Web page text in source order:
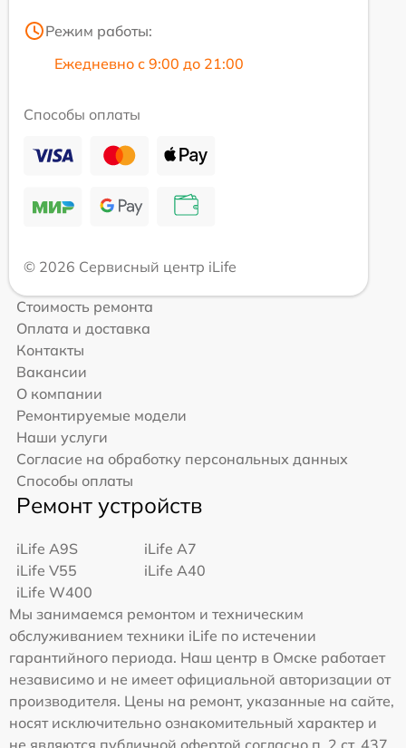
Режим работы:
Ежедневно с 9:00 до 21:00
Способы оплаты
© 2026 Сервисный центр iLife
Стоимость ремонта
Оплата и доставка
Контакты
Вакансии
О компании
Ремонтируемые модели
Наши услуги
Согласие на обработку персональных данных
Способы оплаты
Ремонт устройств
iLife A9S
iLife A7
iLife V55
iLife A40
iLife W400
Мы занимаемся ремонтом и техническим
обслуживанием техники iLife по истечении
гарантийного периода. Наш центр в Омске работает
независимо и не имеет официальной авторизации от
производителя. Цены на ремонт, указанные на сайте,
носят исключительно ознакомительный характер и